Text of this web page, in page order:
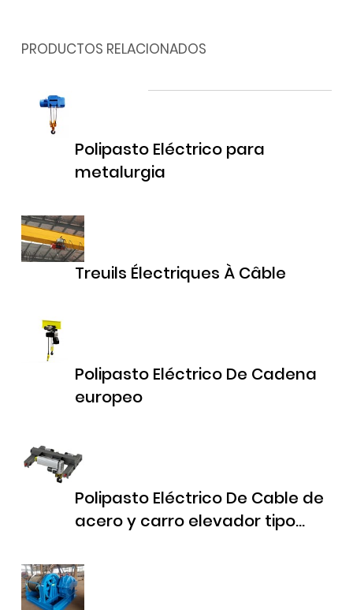
PRODUCTOS RELACIONADOS
Polipasto Eléctrico para
metalurgia
Treuils Électriques À Câble
Polipasto Eléctrico De Cadena
europeo
Polipasto Eléctrico De Cable de
acero y carro elevador tipo